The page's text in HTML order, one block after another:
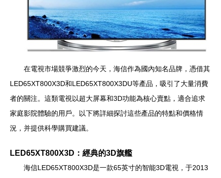
在電視市場競爭激烈的今天，海信作為國內知名品牌，憑借其
LED65XT800X3D和LED65XT800X3DU等產品，吸引了大量消費
者的關注。這類電視以超大屏幕和3D功能為核心賣點，適合追求
家庭影院體驗的用戶。以下將詳細探討這些產品的特點和價格情
況，并提供科學購買建議。
LED65XT800X3D：經典的3D旗艦
海信LED65XT800X3D是一款65英寸的智能3D電視，于2013